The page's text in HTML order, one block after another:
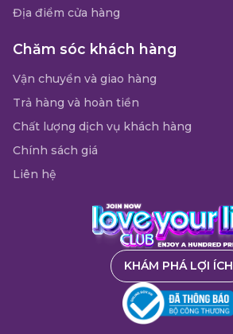
Địa điểm cửa hàng
Chăm sóc khách hàng
Vận chuyển và giao hàng
Trả hàng và hoàn tiền
Chất lượng dịch vụ khách hàng
Chính sách giá
Liên hệ
KHÁM PHÁ LỢI ÍCH